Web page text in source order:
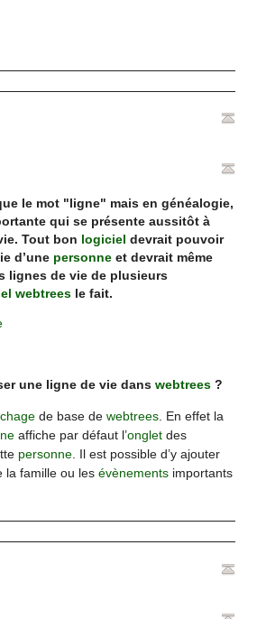
le mot "ligne" mais en généalogie,
qui se présente aussitôt à
Tout bon logiciel devrait pouvoir
d’une personne et devrait même
lignes de vie de plusieurs
webtrees le fait.
une ligne de vie danswebtrees ?
de base de webtrees. En effet la
affiche par défaut l’ongletdes
personne. Il est possible d’y ajouter
la famille ou les évènementsimportants